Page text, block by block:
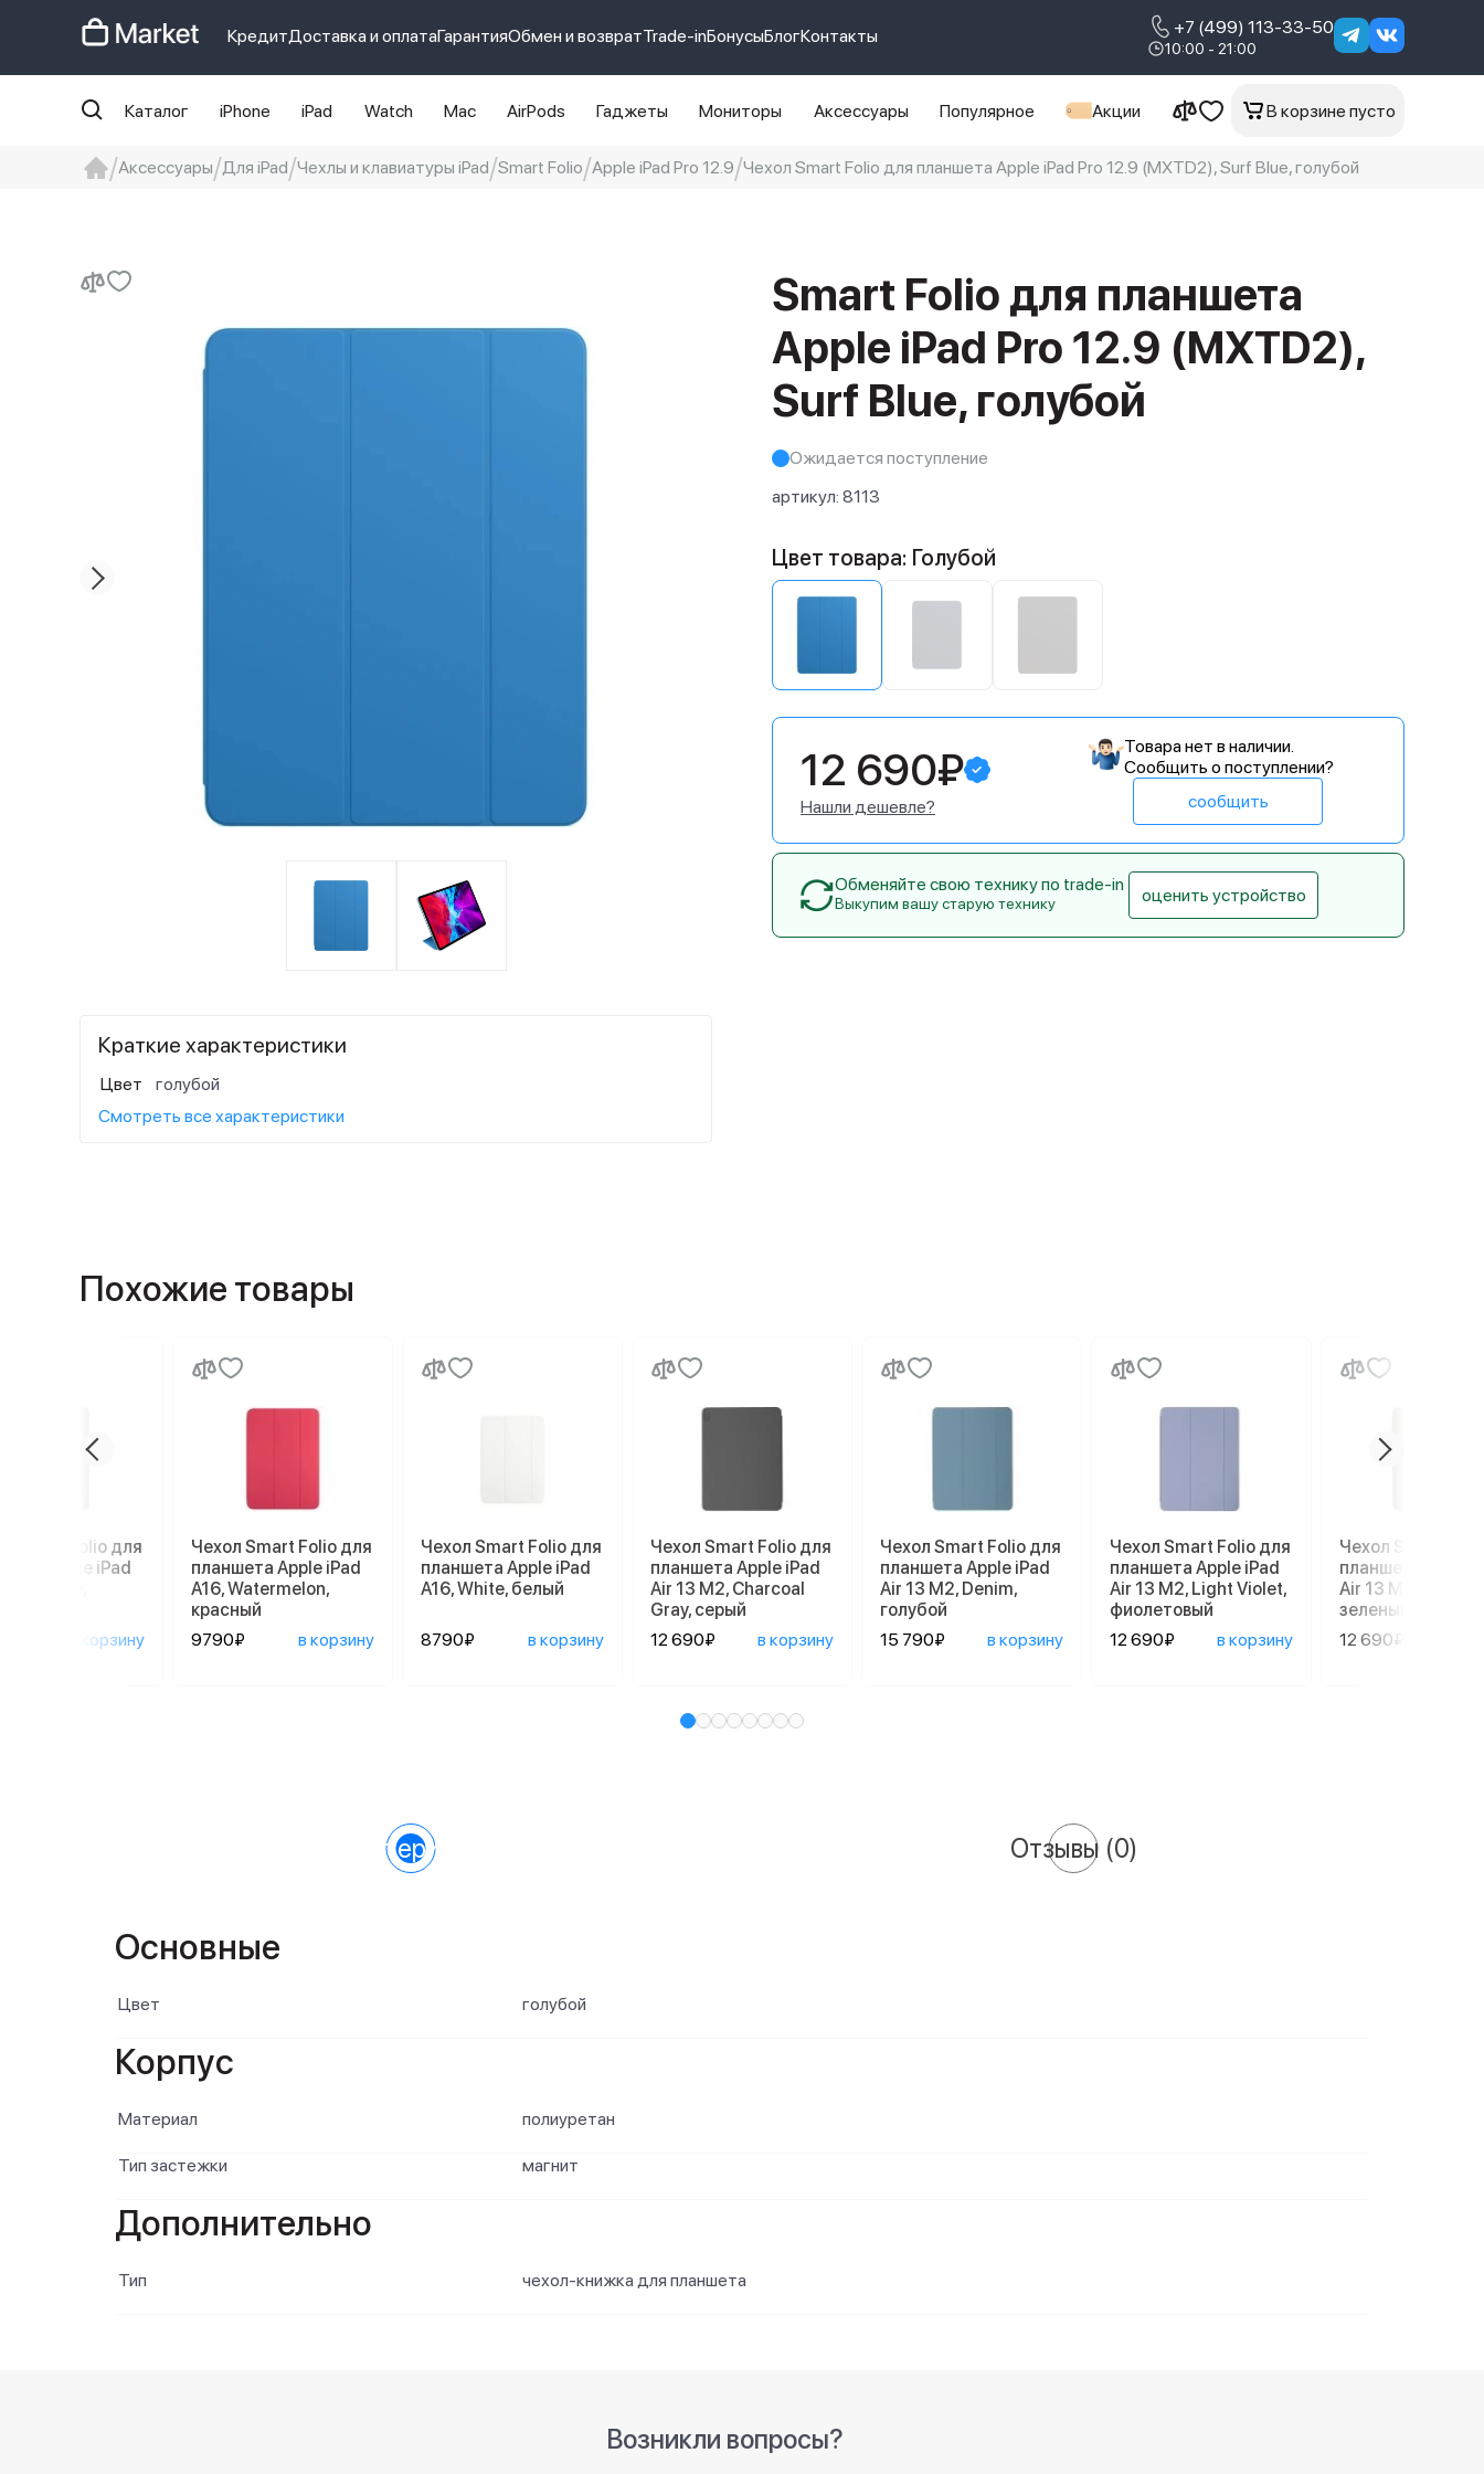
КредитДоставка и оплатаГарантияОбмен и возвратTrade-inБонусыБлогКонтакты +7 (499) 113-33-50
10:00 - 21:00
Каталог iPhone iPad Watch Mac AirPods Гаджеты Мониторы Аксессуары Популярное Акции В корзине пусто
Аксессуары Для iPad Чехлы и клавиатуры iPad Smart Folio Apple iPad Pro 12.9 Чехол Smart Folio для планшета Apple iPad Pro 12.9 (MXTD2), Surf Blue, голубой
Smart Folio для планшета
Apple iPad Pro 12.9 (MXTD2),
Surf Blue, голубой
Ожидается поступление
артикул: 8113
Краткие характеристики
Цвет
голубой
Смотреть все характеристики
Цвет товара: Голубой
12 690₽
Нашли дешевле?
Товара нет в наличии.
Сообщить о поступлении?
сообщить
Обменяйте свою технику по trade-in
Выкупим вашу старую технику оценить устройство
Похожие товары
Smart Folio для
Apple iPad
в корзину
Чехол Smart Folio для
планшета Apple iPad
A16, Watermelon,
красный
9790₽
в корзину
Чехол Smart Folio для
планшета Apple iPad
A16, White, белый
8790₽ в корзину
Чехол Smart Folio для
планшета Apple iPad
Air 13 M2, Charcoal
Gray, серый
12 690₽
в корзину
Чехол Smart Folio для
планшета Apple iPad
Air 13 M2, Denim,
голубой
15 790₽
в корзину
Чехол Smart Folio для
планшета Apple iPad
Air 13 M2, Light Violet,
фиолетовый
12 690₽
в корзину
Чехол Smart
планшета Apple
Air 13 M2, Sage,
зеленый
12 690₽
Характеристики Отзывы (0)
Основные
Цвет голубой
Корпус
Материал полиуретан
Тип застежки магнит
Дополнительно
Тип чехол-книжка для планшета
Возникли вопросы?